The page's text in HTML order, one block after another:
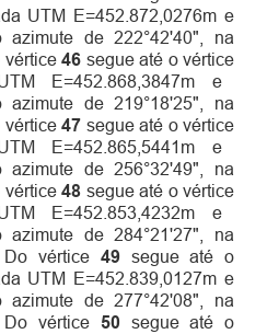
UTM E=452.872,0276m e
azimute de 222°42'40", na
vértice46 segue até o vértice
E=452.868,3847m e
azimute de 219°18'25", na
vértice47 segue até o vértice
E=452.865,5441m e
azimute de 256°32'49", na
vértice48 segue até o vértice
E=452.853,4232m e
azimute de 284°21'27", na
vértice 49 segue até o
UTM E=452.839,0127m e
azimute de 277°42'08", na
vértice 50 segue até o